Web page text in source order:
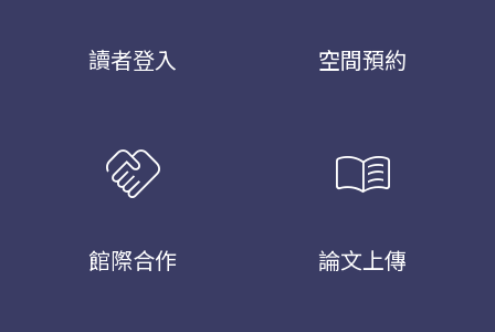
讀者登入 空間預約
handshake
館際合作
menu_book
論文上傳